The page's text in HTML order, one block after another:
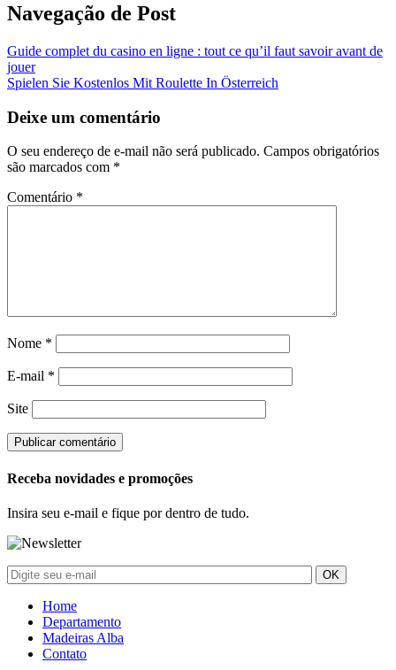
Navegação de Post
Guide complet du casino en ligne : tout ce qu’il faut savoir avant de
jouer
Spielen Sie Kostenlos Mit Roulette In Österreich
Deixe um comentário
O seu endereço de e-mail não será publicado. Campos obrigatórios
são marcados com *
Comentário *
Nome *
E-mail *
Site
Receba novidades e promoções
Insira seu e-mail e fique por dentro de tudo.
Home
Departamento
Madeiras Alba
Contato